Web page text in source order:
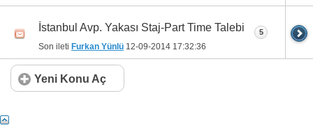
İstanbul Avp. Yakası Staj-Part Time Talebi
Son ileti Furkan Yünlü 12-09-2014 17:32:36
5
Yeni Konu Aç